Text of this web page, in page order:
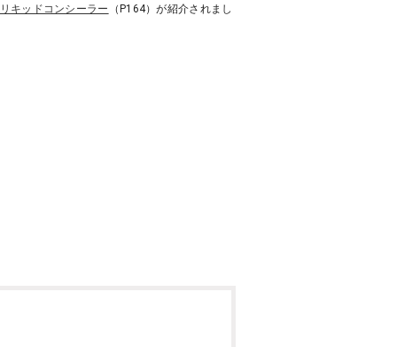
キッドコンシーラー
（P164）が紹介されまし